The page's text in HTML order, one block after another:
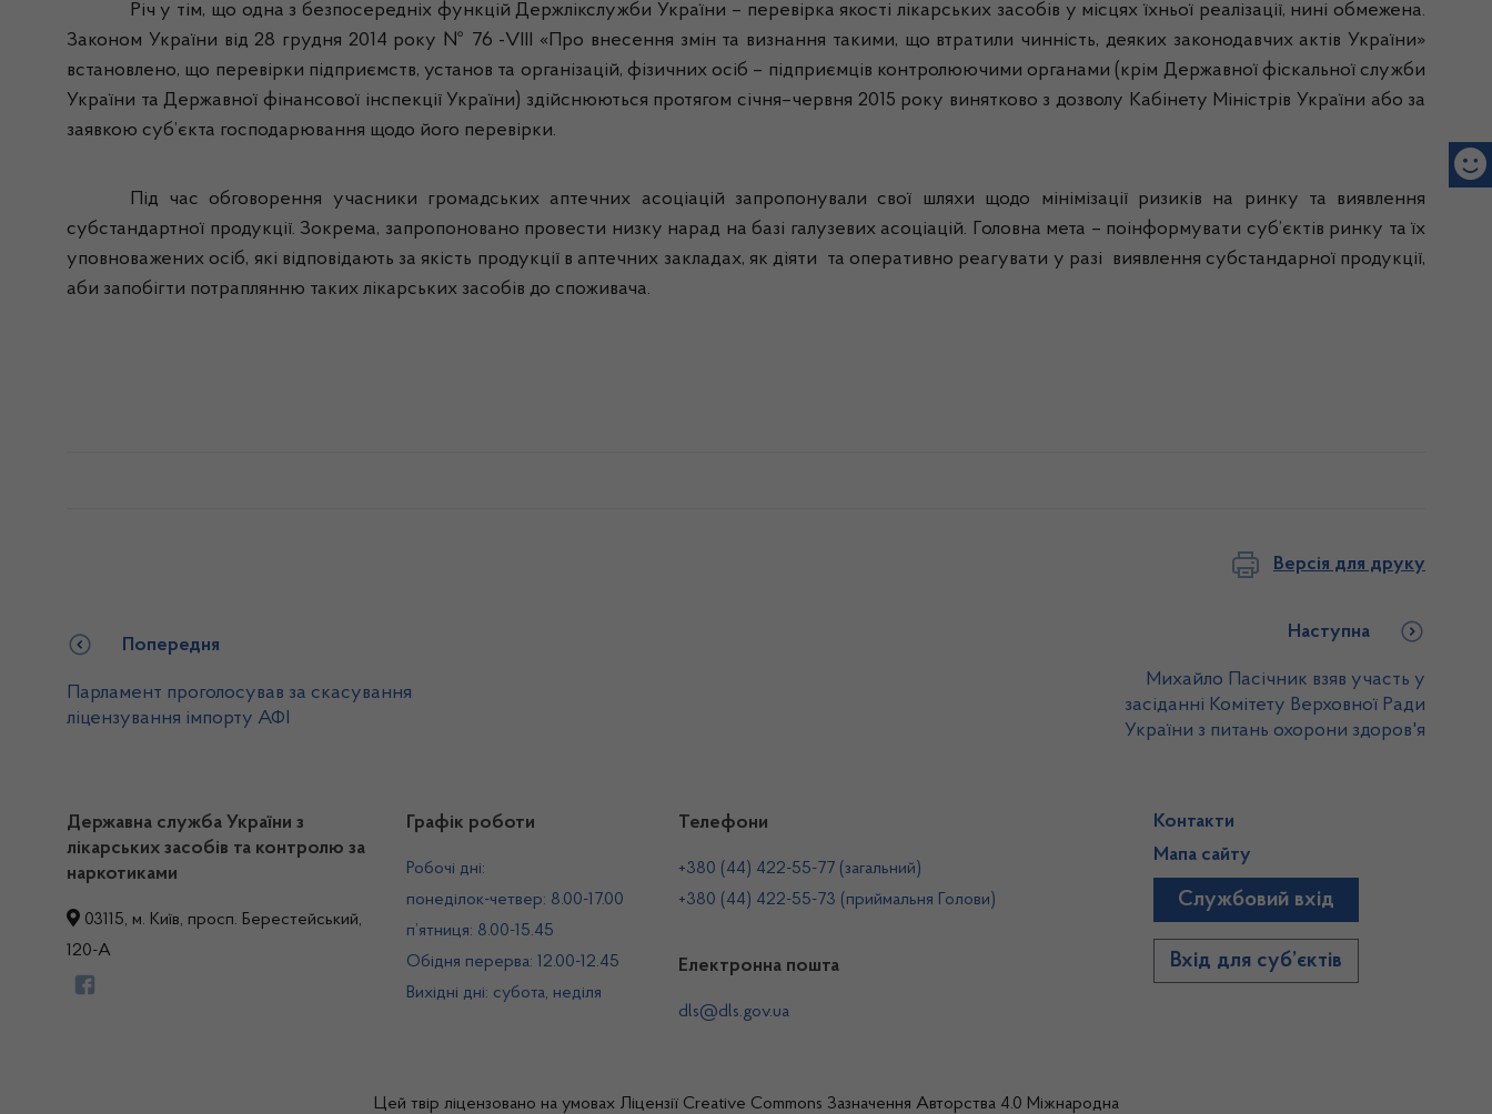
Річ у тім, що одна з безпосередніх функцій Держлікслужби України – перевірка якості лікарських засобів у місцях їхньої реалізації, нині обмежена.
Законом України від 28 грудня 2014 року № 76 -VIII «Про внесення змін та визнання такими, що втратили чинність, деяких законодавчих актів України»
встановлено, що перевірки підприємств, установ та організацій, фізичних осіб – підприємців контролюючими органами (крім Державної фіскальної служби
України та Державної фінансової інспекції України) здійснюються протягом січня–червня 2015 року винятково з дозволу Кабінету Міністрів України або за
заявкою суб’єкта господарювання щодо його перевірки.
Під час обговорення учасники громадських аптечних асоціацій запропонували свої шляхи щодо мінімізації ризиків на ринку та
виявлення
субстандартної продукції. Зокрема, запропоновано провести низку нарад на базі галузевих асоціацій. Головна мета – поінформувати суб’єктів ринку та їх
уповноважених осіб, які відповідають за якість продукції в аптечних закладах, як діяти та оперативно реагувати у разі виявлення субстандарної продукції,
аби запобігти потраплянню таких лікарських засобів до споживача.
Версія для друку
Попередня
Парламент проголосував за скасування
ліцензування імпорту АФІ
Наступна
Михайло Пасічник взяв участь у
засіданні Комітету Верховної Ради
України з питань охорони здоров'я
Державна служба України з
лікарських засобів та контролю за
наркотиками
03115, м. Київ, просп. Берестейський,
120-А
Графік роботи
Робочі дні:
понеділок-четвер: 8.00-17.00
п’ятниця: 8.00-15.45
Обідня перерва: 12.00-12.45
Вихідні дні: субота, неділя
Телефони
+380 (44) 422-55-77 (загальний)
+380 (44) 422-55-73 (приймальня Голови)
Електронна пошта
dls@dls.gov.ua
Контакти
Мапа сайту
Службовий вхід
Вхід для суб’єктів
Цей твір ліцензовано на умовах Ліцензії Creative Commons Зазначення Авторства 4.0 Міжнародна